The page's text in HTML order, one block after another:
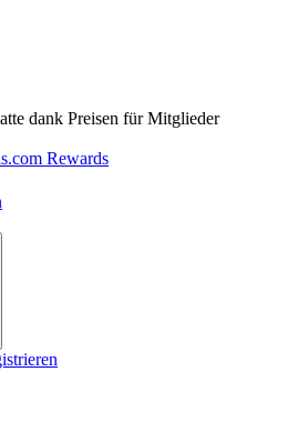
dank Preisen für Mitglieder
Rewards